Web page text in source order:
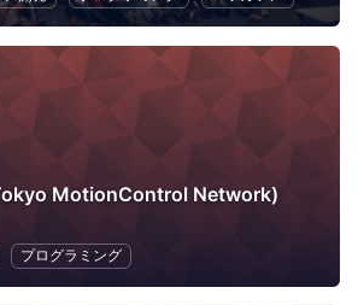
MotionControl Network)
プログラミング